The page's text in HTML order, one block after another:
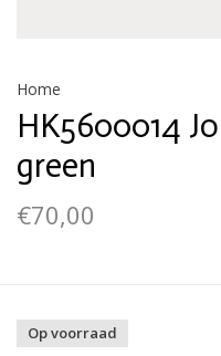
Home
HK5600014
green
€70,00
Op voorraad